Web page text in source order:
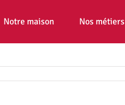
Notre maison Nos métiers